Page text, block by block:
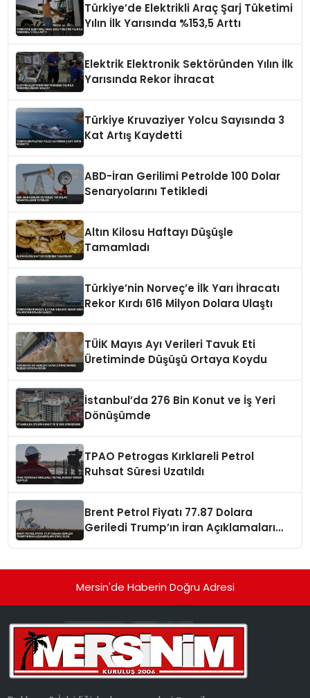
Türkiye’de Elektrikli Araç Şarj Tüketimi
Yılın İlk Yarısında %153,5 Arttı
Elektrik Elektronik Sektöründen Yılın İlk
Yarısında Rekor İhracat
Türkiye Kruvaziyer Yolcu Sayısında 3
Kat Artış Kaydetti
ABD-İran Gerilimi Petrolde 100 Dolar
Senaryolarını Tetikledi
Altın Kilosu Haftayı Düşüşle
Tamamladı
Türkiye’nin Norveç’e İlk Yarı İhracatı
Rekor Kırdı 616 Milyon Dolara Ulaştı
TÜİK Mayıs Ayı Verileri Tavuk Eti
Üretiminde Düşüşü Ortaya Koydu
İstanbul’da 276 Bin Konut ve İş Yeri
Dönüşümde
TPAO Petrogas Kırklareli Petrol
Ruhsat Süresi Uzatıldı
Brent Petrol Fiyatı 77.87 Dolara
Geriledi Trump’ın İran Açıklamaları
Mersin'de Haberin Doğru Adresi